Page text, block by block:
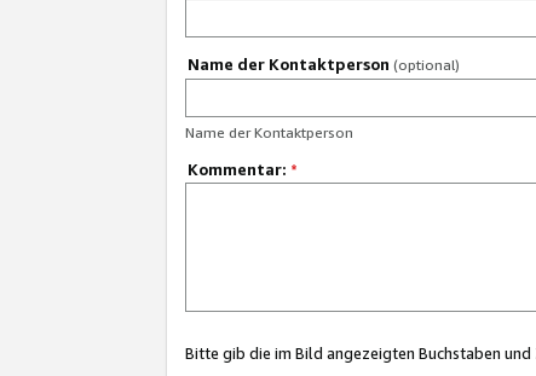
Name der Kontaktperson (optional)
Name der Kontaktperson
Kommentar: *
Bitte gib die im Bild angezeigten Buchstaben